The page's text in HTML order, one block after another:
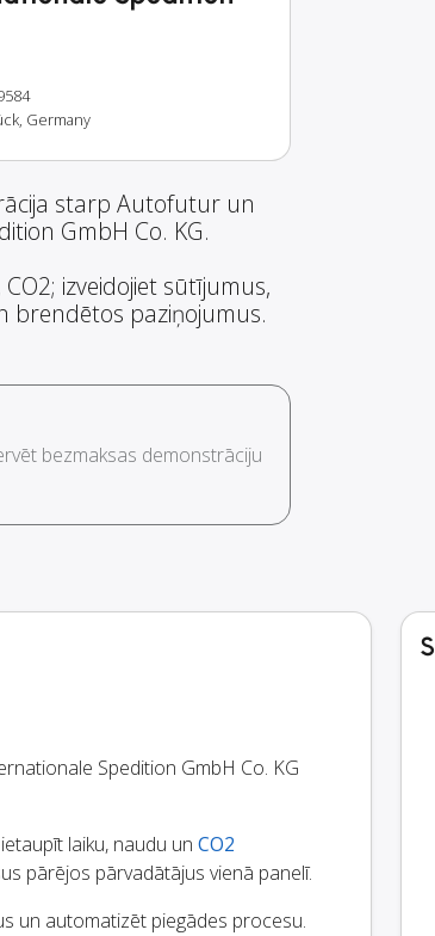
Germany
starp Autofutur un
GmbH Co. KG.
izveidojiet sūtījumus,
brendētos paziņojumus.
bezmaksas demonstrāciju
Spedition GmbH Co. KG
laiku, naudu un CO2
pārējos pārvadātājus vienā panelī.
un automatizēt piegādes procesu.